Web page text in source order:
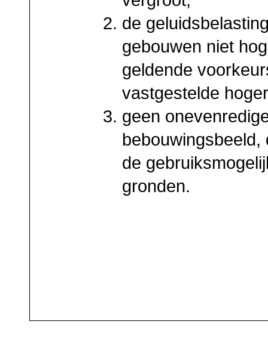
de
gebouwen niet
geldende
vastgestelde
geen
de
gronden.